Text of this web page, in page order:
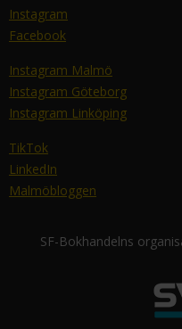
Instagram
Facebook
Instagram Malmö
Instagram Göteborg
Instagram Linköping
TikTok
LinkedIn
Malmöbloggen
SF-Bokhandelns